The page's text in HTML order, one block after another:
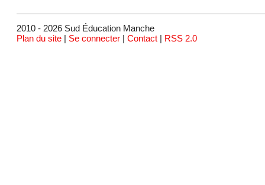
2010 - 2026 Sud Éducation Manche
Plan du site | Se connecter | Contact | RSS 2.0